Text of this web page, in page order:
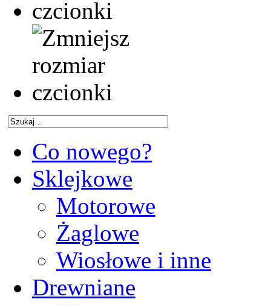
Co nowego?
Sklejkowe
Motorowe
Żaglowe
Wiosłowe i inne
Drewniane